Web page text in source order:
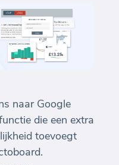
naar Google
die een extra
toevoegt